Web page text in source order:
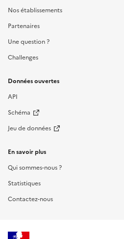
Nos établissements
Partenaires
Une question ?
Challenges
Données ouvertes
API
Schéma
Jeu de données
En savoir plus
Qui sommes-nous ?
Statistiques
Contactez-nous